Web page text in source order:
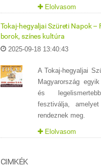
Elolvasom
Tokaj-hegyaljai Szüreti Napok –
borok, színes kultúra
2025-09-18 13:40:43
A Tokaj-hegyaljai
Magyarország
és
fesztiválja,
rendeznek meg.
Elolvasom
CIMKÉK